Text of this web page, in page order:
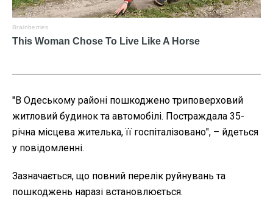
"В Одеському районі пошкоджено триповерховий
житловий будинок та автомобілі. Постраждала 35-
річна місцева жителька, її госпіталізовано", – йдеться
у повідомленні.
Зазначається, що повний перелік руйнувань та
пошкоджень наразі встановлюється.